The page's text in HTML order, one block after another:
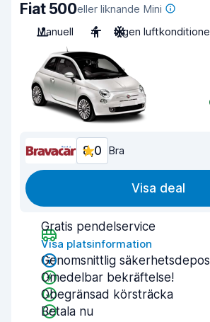
Fiat 500eller liknande Mini
Manuell
4 Ingen
8,0 Bra
Visa deal
Gratis pendelservice
Visa platsinformation
Genomsnittlig
Omedelbar bekräftelse!
Obegränsad körsträcka
Betala nu